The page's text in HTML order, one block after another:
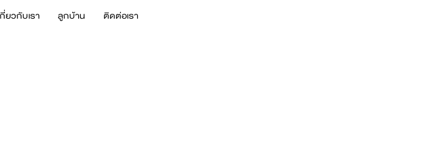
กี่ยวกับเรา ลูกบ้าน ติดต่อเรา